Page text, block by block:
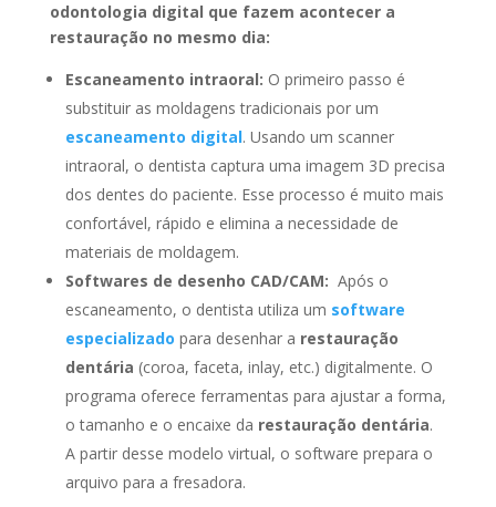
odontologia digital que fazem acontecer a
restauração no mesmo dia:
Escaneamento intraoral: O primeiro passo é
substituir as moldagens tradicionais por um
escaneamento digital. Usando um scanner
intraoral, o dentista captura uma imagem 3D precisa
dos dentes do paciente. Esse processo é muito mais
confortável, rápido e elimina a necessidade de
materiais de moldagem.
Softwares de desenho CAD/CAM: Após o
escaneamento, o dentista utiliza um software
especializado para desenhar a restauração
dentária (coroa, faceta, inlay, etc.) digitalmente. O
programa oferece ferramentas para ajustar a forma,
o tamanho e o encaixe da restauração dentária.
A partir desse modelo virtual, o software prepara o
arquivo para a fresadora.